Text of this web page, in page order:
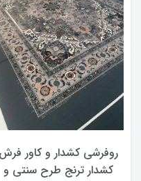
روفرشی کشدار و کاور فرش
کشدار ترنج طرح سنتی و